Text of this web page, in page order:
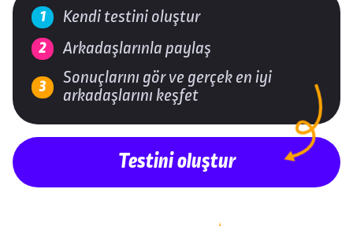
Kendi testini oluştur
Arkadaşlarınla paylaş
Sonuçlarını gör ve gerçek en iyi
arkadaşlarını keşfet
Testini oluştur